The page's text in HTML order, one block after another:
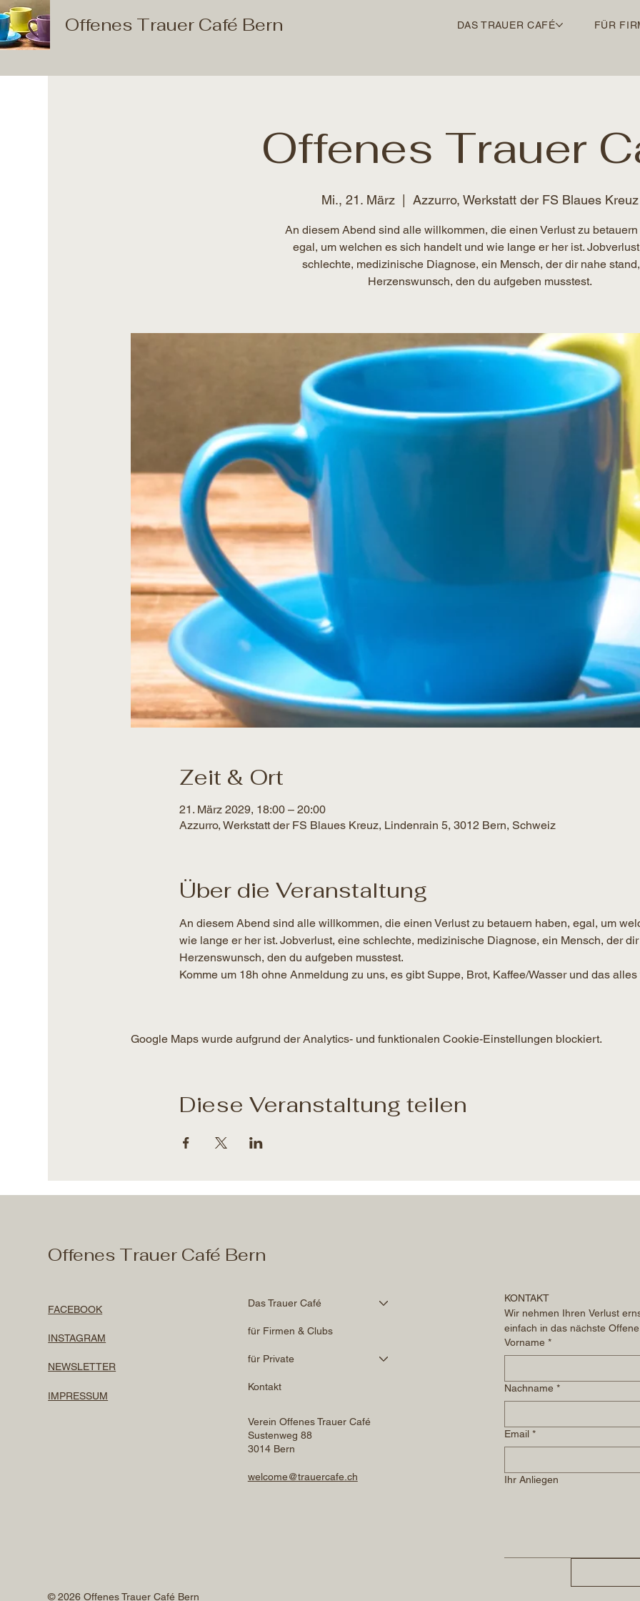
DAS TRAUER CAFÉ FÜR
Offenes Trauer Café Bern
Offenes Trauer
Mi., 21. März Azzurro, Werkstatt der FS Blaues Kreuz
An diesem Abend sind alle willkommen, die einen Verlust zu betauern
egal, um welchen es sich handelt und wie lange er her ist.
schlechte, medizinische Diagnose, ein Mensch, der dir nahe
Herzenswunsch, den du aufgeben musstest.
Zeit & Ort
21. März 2029, 18:00 – 20:00
Azzurro, Werkstatt der FS Blaues Kreuz, Lindenrain 5, 3012 Bern, Schweiz
Über die Veranstaltung
An diesem Abend sind alle willkommen, die einen Verlust zu betauern haben, egal, um
wie lange er her ist. Jobverlust, eine schlechte, medizinische Diagnose, ein Mensch, der
Herzenswunsch, den du aufgeben musstest.
Komme um 18h ohne Anmeldung zu uns, es gibt Suppe, Brot, Kaffee/Wasser und das
Google Maps wurde aufgrund der Analytics- und funktionalen Cookie-Einstellungen blockiert.
Diese Veranstaltung teilen
Offenes Trauer Café Bern
FACEBOOK
INSTAGRAM
NEWSLETTER
IMPRESSUM
Das Trauer Café
für Firmen & Clubs
für Private
Kontakt
Verein Offenes Trauer Café
Sustenweg 88
3014 Bern
welcome@trauercafe.ch
© 2026 Offenes Trauer Café Bern
KONTAKT
Wir nehmen Ihren Verlust
einfach in das nächste
Vorname *
Nachname *
Email *
Ihr Anliegen